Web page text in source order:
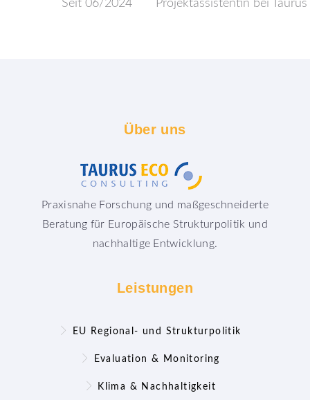
Seit 06/2024
Projektassistentin bei
Über uns
Praxisnahe Forschung und maßgeschneiderte
Beratung für Europäische Strukturpolitik und
nachhaltige Entwicklung.
Leistungen
EU Regional- und Strukturpolitik
Evaluation & Monitoring
Klima & Nachhaltigkeit